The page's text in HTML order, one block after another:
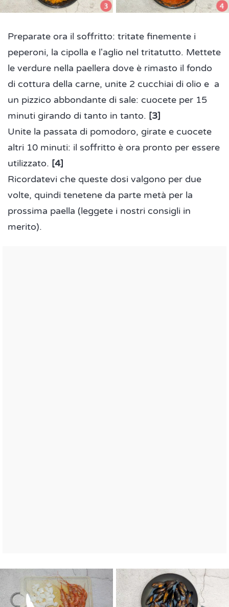
Preparate ora il soffritto: tritate finemente i
peperoni, la cipolla e l'aglio nel tritatutto. Mettete
le verdure nella paellera dove è rimasto il fondo
di cottura della carne, unite 2 cucchiai di olio e a
un pizzico abbondante di sale: cuocete per 15
minuti girando di tanto in tanto. [3]
Unite la passata di pomodoro, girate e cuocete
altri 10 minuti: il soffritto è ora pronto per essere
utilizzato. [4]
Ricordatevi che queste dosi valgono per due
volte, quindi tenetene da parte metà per la
prossima paella (leggete i nostri consigli in
merito).